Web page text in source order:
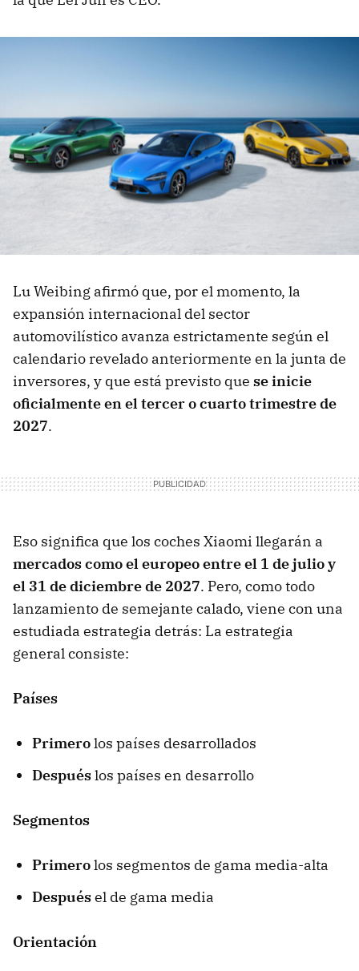
Lu Weibing afirmó que, por el momento, la
expansión internacional del sector
automovilístico avanza estrictamente según el
calendario revelado anteriormente en la junta de
inversores, y que está previsto que se inicie
oficialmente en el tercer o cuarto trimestre de
2027.
Eso significa que los coches Xiaomi llegarán a
mercados como el europeo entre el 1 de julio y
el 31 de diciembre de 2027. Pero, como todo
lanzamiento de semejante calado, viene con una
estudiada estrategia detrás: La estrategia
general consiste:
Países
Primerolos países desarrollados
Despuéslos países en desarrollo
Segmentos
Primerolos segmentos de gama media-alta
Despuésel de gama media
Orientación